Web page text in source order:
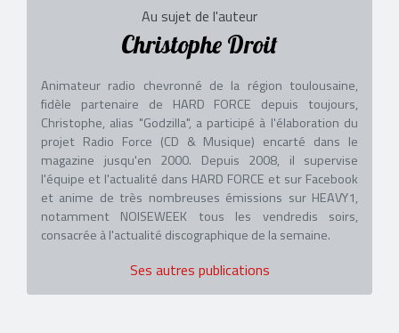
Au sujet de l'auteur
Christophe Droit
Animateur radio chevronné de la région toulousaine,
fidèle partenaire de HARD FORCE depuis toujours,
Christophe, alias "Godzilla", a participé à l'élaboration du
projet Radio Force (CD & Musique) encarté dans le
magazine jusqu'en 2000. Depuis 2008, il supervise
l'équipe et l'actualité dans HARD FORCE et sur Facebook
et anime de très nombreuses émissions sur HEAVY1,
notamment NOISEWEEK tous les vendredis soirs,
consacrée à l'actualité discographique de la semaine.
Ses autres publications